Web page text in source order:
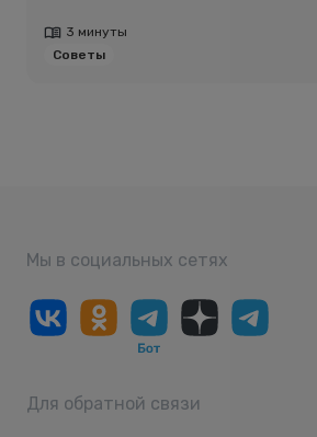
3 минуты
Советы
Мы в социальных сетях
Для обратной связи